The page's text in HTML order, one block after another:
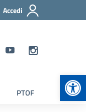
Accedi
PTOF